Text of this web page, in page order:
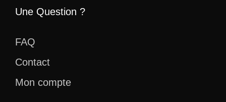
Une Question ?
FAQ
Contact
Mon compte